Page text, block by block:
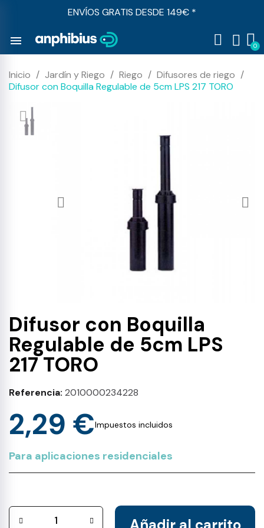
ENVÍOS GRATIS DESDE 149€ *
menu
Inicio Jardín y Riego Riego
Difusores de riego
Difusor con Boquilla Regulable de 5cm LPS 217 TORO
Difusor con Boquilla
Regulable de 5cm LPS
217 TORO
Referencia 2010000234228
2,29 €Impuestos incluidos
Para aplicaciones residenciales